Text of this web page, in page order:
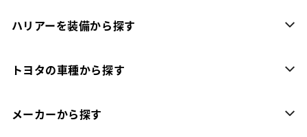
ハリアーを装備から探す
トヨタの車種から探す
メーカーから探す